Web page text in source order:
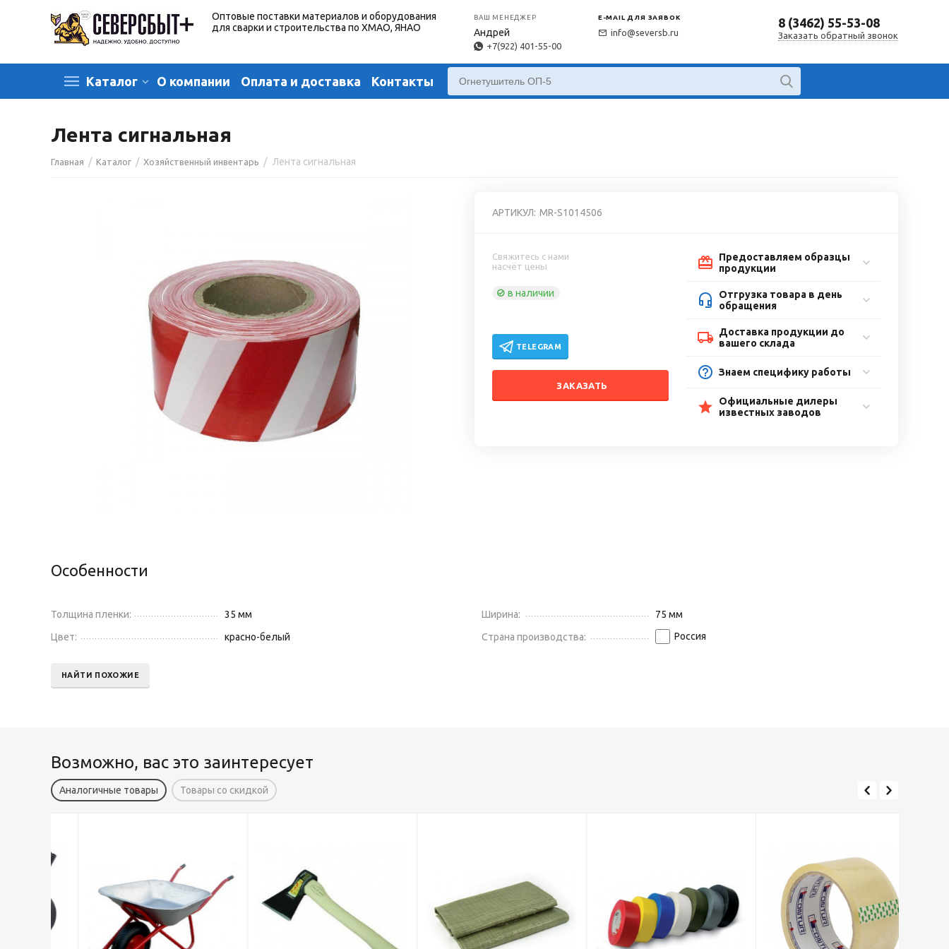
Оптовые поставки материалов и оборудования
для сварки и строительства по ХМАО, ЯНАО
ВАШ МЕНЕДЖЕР
Андрей
+7(922) 401-55-00
E-MAIL ДЛЯ ЗАЯВОК
info@seversb.ru
8 (3462) 55-53-08
Заказать обратный звонок
Каталог О компании Оплата и доставка Контакты
Лента сигнальная
Главная / Каталог / Хозяйственный инвентарь / Лента сигнальная
АРТИКУЛ: MR-S1014506
Свяжитесь с нами
насчёт цены
в наличии
TELEGRAM
ЗАКАЗАТЬ
Предоставляем образцы
продукции
Отгрузка товара в день
обращения
Доставка продукции до
вашего склада
Знаем специфику работы
Официальные дилеры
известных заводов
Особенности
Толщина пленки:
35 мм
Цвет:
красно-белый
Ширина:
75 мм
Страна производства:
Россия
НАЙТИ ПОХОЖИЕ
Возможно, вас это заинтересует
Аналогичные товары Товары со скидкой